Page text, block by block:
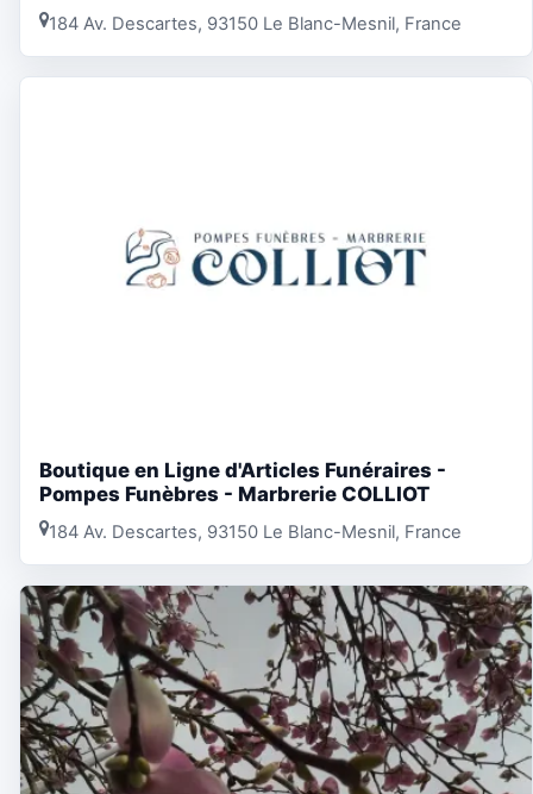
184 Av. Descartes, 93150 Le Blanc-Mesnil, France
Boutique en Ligne d'Articles Funéraires -
Pompes Funèbres - Marbrerie COLLIOT
184 Av. Descartes, 93150 Le Blanc-Mesnil, France